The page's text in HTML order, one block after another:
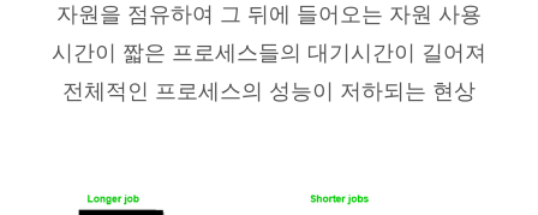
자원을 점유하여 그 뒤에 들어오는 자원 사용
시간이 짧은 프로세스들의 대기시간이 길어져
전체적인 프로세스의 성능이 저하되는 현상